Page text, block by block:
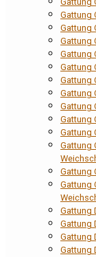
Gattung
Gattung
Gattung
Gattung
Gattung
Gattung
Gattung
Gattung
Gattung
Gattung
Gattung
Gattung
Gattung
Gattung
Gattung
Gattung
Gattung